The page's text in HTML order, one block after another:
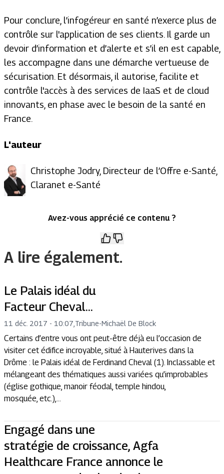
Pour conclure, l’infogéreur en santé n’exerce plus de
contrôle sur l'application de ses clients. Il garde un
devoir d’information et d’alerte et s’il en est capable,
les accompagne dans une démarche vertueuse de
sécurisation. Et désormais, il autorise, facilite et
contrôle l'accès à des services de IaaS et de cloud
innovants, en phase avec le besoin de la santé en
France.
L'auteur
Christophe Jodry, Directeur de l’Offre e-Santé,
Claranet e-Santé
Avez-vous apprécié ce contenu ?
A lire également.
Le Palais idéal du
Facteur Cheval…
11 déc. 2017 - 10:07 Tribune-Michaël De Block
Certains d’entre vous ont peut-être déjà eu l’occasion de
visiter cet édifice incroyable, situé à Hauterives dans la
Drôme : le Palais idéal de Ferdinand Cheval (1). Inclassable et
mélangeant des thématiques aussi variées qu’improbables
(église gothique, manoir féodal, temple hindou,
mosquée, etc.),...
Engagé dans une
stratégie de croissance, Agfa
Healthcare France annonce le